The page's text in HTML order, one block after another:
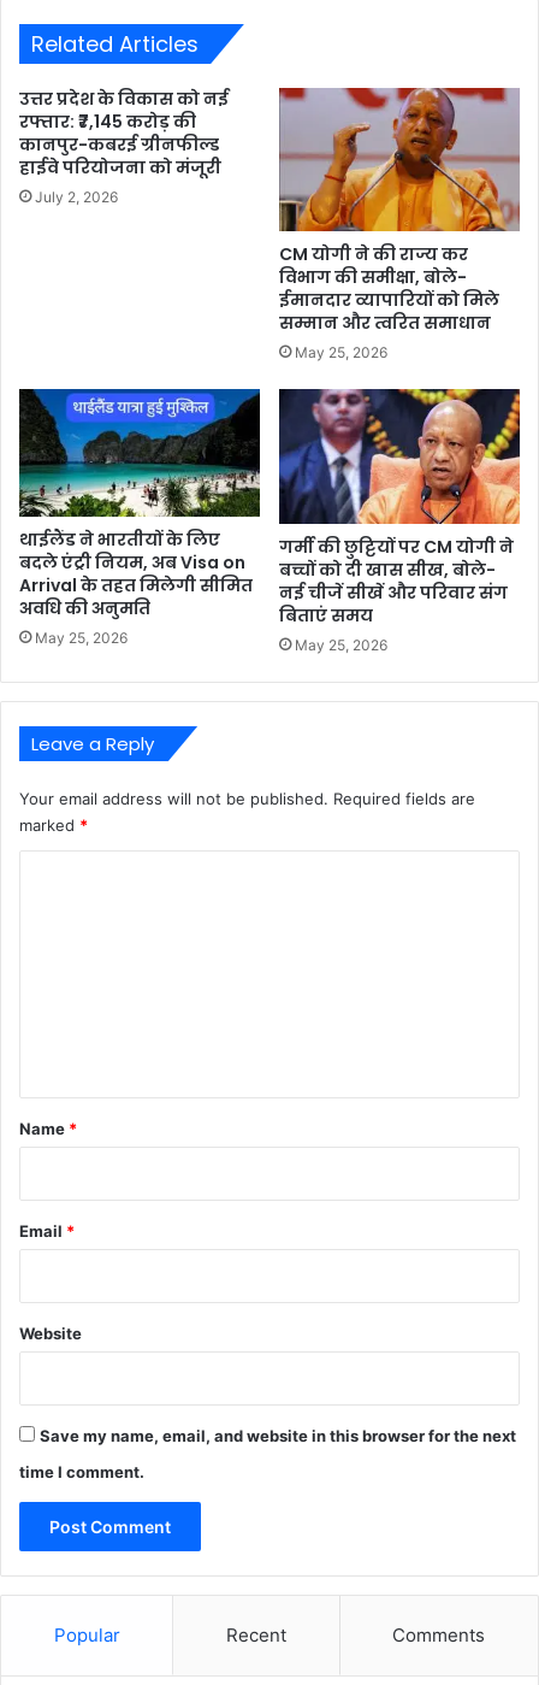
Related Articles
उत्तर प्रदेश के विकास को नई
रफ्तार: ₹7,145 करोड़ की
कानपुर-कबरई ग्रीनफील्ड
हाईवे परियोजना को मंजूरी
July 2, 2026
CM योगी ने की राज्य कर
विभाग की समीक्षा, बोले-
ईमानदार व्यापारियों को मिले
सम्मान और त्वरित समाधान
May 25, 2026
थाईलैंड ने भारतीयों के लिए
बदले एंट्री नियम, अब Visa on
Arrival के तहत मिलेगी सीमित
अवधि की अनुमति
May 25, 2026
गर्मी की छुट्टियों पर CM योगी ने
बच्चों को दी खास सीख, बोले-
नई चीजें सीखें और परिवार संग
बिताएं समय
May 25, 2026
Leave a Reply
Your email address will not be published. Required fields are
marked *
*
Name *
Email *
Website
Save my name, email, and website in this browser for the next
time I comment.
Popular Recent Comments